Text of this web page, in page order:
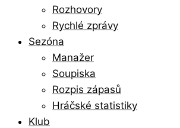
Rozhovory
Rychlé zprávy
Sezóna
Manažer
Soupiska
Rozpis zápasů
Hráčské statistiky
Klub